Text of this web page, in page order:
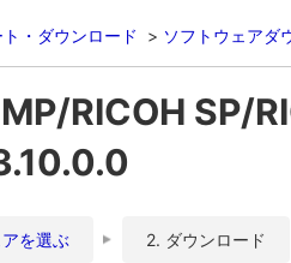
・ダウンロード ソフトウェアダ
RICOH SP/
を選ぶ 2. ダウンロード